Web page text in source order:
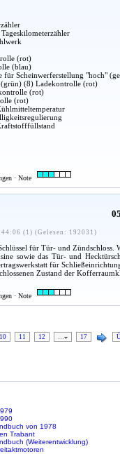
(rot)
(blau)
für Scheinwerferstellung "hoch"
(8) Ladekontrolle (rot)
(rot)
(rot)
· Note
(1) (Gelesen: 192031)
für Tür- und
sowie das Tür- und
für
Zustand der
· Note
10 11 12 … 17
von 1978
Trabant
(Weiterentwicklung)